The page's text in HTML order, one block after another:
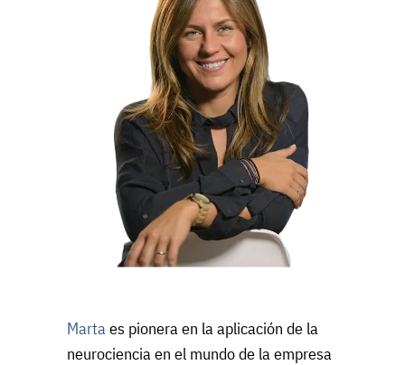
Martaes pionera en la aplicación de la
neurociencia en el mundo de la empresa